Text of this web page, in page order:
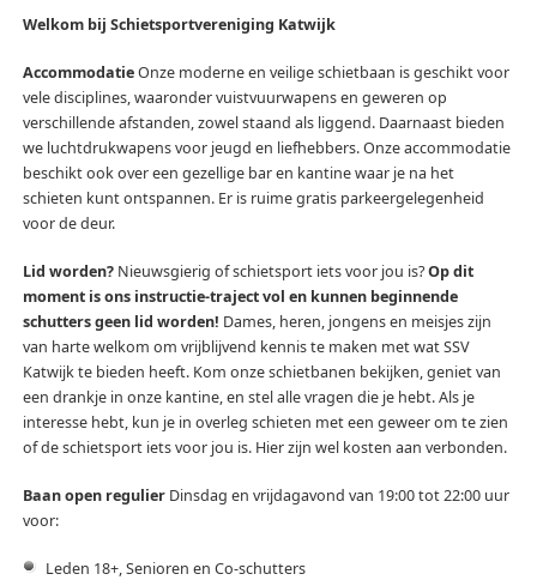
Welkom bij Schietsportvereniging Katwijk
AccommodatieOnze moderne en veilige schietbaan is geschikt voor
vele disciplines, waaronder vuistvuurwapens en geweren op
verschillende afstanden, zowel staand als liggend. Daarnaast bieden
we luchtdrukwapens voor jeugd en liefhebbers. Onze accommodatie
beschikt ook over een gezellige bar en kantine waar je na het
schieten kunt ontspannen. Er is ruime gratis parkeergelegenheid
voor de deur.
Lid worden?Nieuwsgierig of schietsport iets voor jou is?Op dit
moment is ons instructie-traject vol en kunnen beginnende
schutters geen lid worden! Dames, heren, jongens en meisjes zijn
van harte welkom om vrijblijvend kennis te maken met wat SSV
Katwijk te bieden heeft. Kom onze schietbanen bekijken, geniet van
een drankje in onze kantine, en stel alle vragen die je hebt. Als je
interesse hebt, kun je in overleg schieten met een geweer om te zien
of de schietsport iets voor jou is. Hier zijn wel kosten aan verbonden.
Baan open regulierDinsdag en vrijdagavond van 19:00 tot 22:00 uur
voor:
Leden 18+, Senioren en Co-schutters